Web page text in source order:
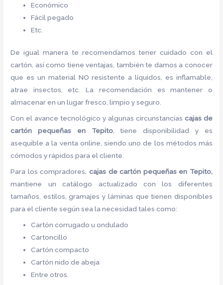
Económico
Fácil pegado
Etc.
De igual manera te recomendamos tener cuidado con el
cartón, así como tiene ventajas, también te damos a conocer
que es un material NO resistente a líquidos, es inflamable,
atrae insectos, etc. La recomendación es mantener o
almacenar en un lugar fresco, limpio y seguro.
Con el avance tecnológico y algunas circunstancias cajas de
cartón pequeñas
en Tepito, tiene disponibilidad y es
asequible a la venta online, siendo uno de los métodos más
cómodos y rápidos para el cliente.
Para los compradores, cajas de cartón pequeñasen Tepito,
mantiene un catálogo actualizado con los diferentes
tamaños, estilos, gramajes y láminas que tienen disponibles
para el cliente según sea la necesidad tales como:
Cartón corrugado u ondulado
Cartoncillo
Cartón compacto
Cartón nido de abeja
Entre otros.